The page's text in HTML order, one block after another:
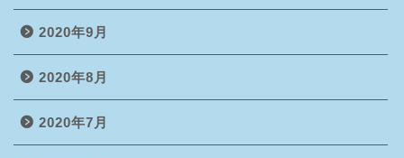
2020年9月
2020年8月
2020年7月